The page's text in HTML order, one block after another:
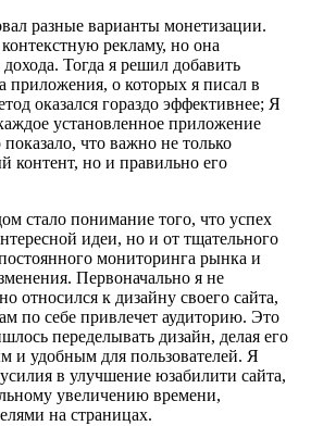
разные варианты монетизации.
рекламу, но она
Тогда я решил добавить
приложения, о которых я писал в
оказался гораздо эффективнее; Я
установленное приложение
что важно не только
контент, но и правильно его
стало понимание того, что успех
идеи, но и от тщательного
мониторинга рынка и
Первоначально я не
относился к дизайну своего сайта,
по себе привлечет аудиторию. Это
переделывать дизайн, делая его
и удобным для пользователей. Я
в улучшение юзабилити сайта,
увеличению времени,
на страницах.